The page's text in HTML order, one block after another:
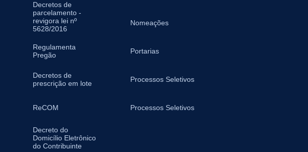
Decretos de
parcelamento -
revigora lei nº
5628/2016
Regulamenta
Pregão
Decretos de
prescrição em lote
ReCOM
Decreto do
Domicílio Eletrônico
do Contribuinte
Nomeações
Portarias
Processos Seletivos
Processos Seletivos